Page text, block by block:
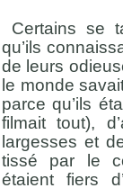
Certains se
qu’ils
de leurs
le monde
parce qu’ils
filmait tout),
largesses et
tissé par le
étaient fiers